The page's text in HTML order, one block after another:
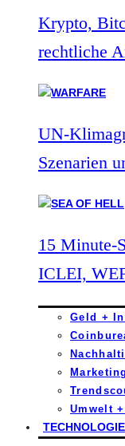
Krypto,
rechtliche
UN-
Szenarien
15 Minute-
ICLEI,
Geld +
Umwelt
TECHNOLOGIE